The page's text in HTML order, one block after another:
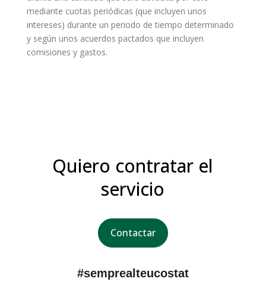
mediante cuotas periódicas (que incluyen unos
intereses) durante un periodo de tiempo determinado
y según unos acuerdos pactados que incluyen
comisiones y gastos.
Quiero contratar el
servicio
Contactar
#semprealteucostat